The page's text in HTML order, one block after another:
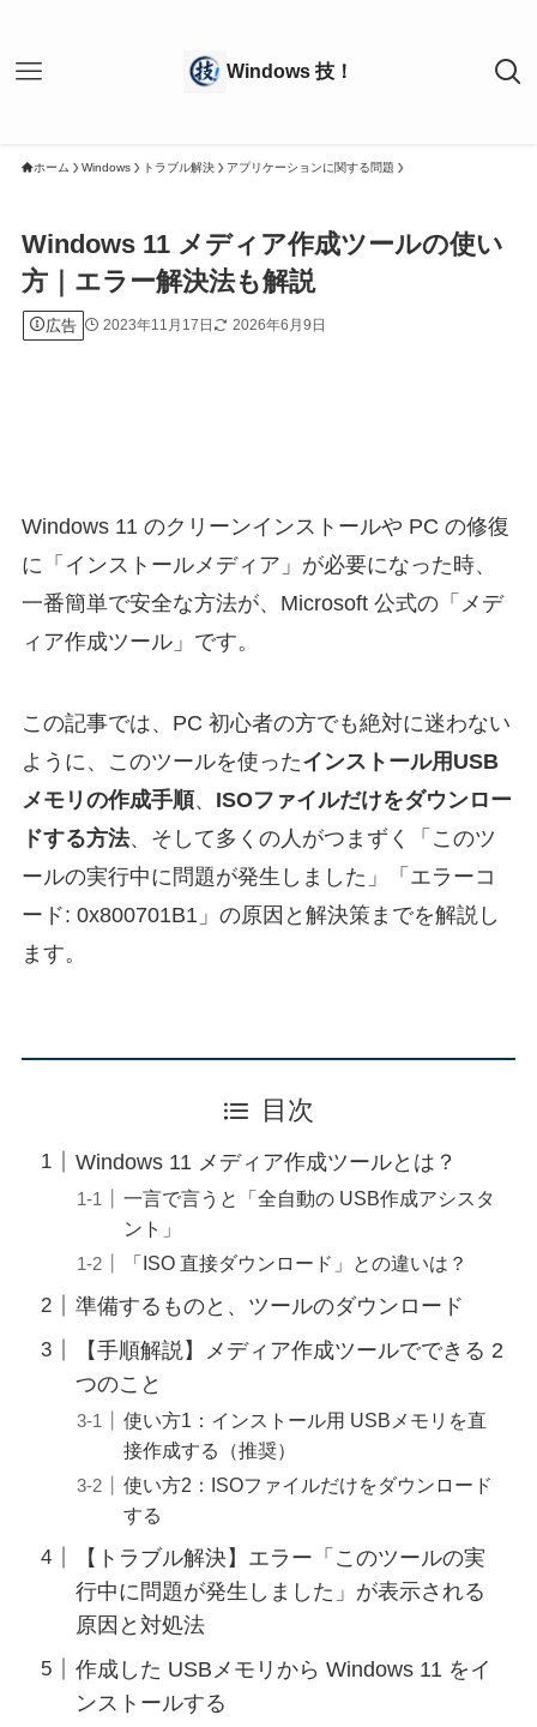
ホーム Windows トラブル解決 アプリケーションに関する問題
Windows 11 メディア作成ツールの使い
方｜エラー解決法も解説
広告 2023年11月17日 2026年6月9日
Windows 11 のクリーンインストールや PC の修復
に「インストールメディア」が必要になった時、
一番簡単で安全な方法が、Microsoft 公式の「メデ
ィア作成ツール」です。
この記事では、PC 初心者の方でも絶対に迷わない
ように、このツールを使ったインストール用USB
メモリの作成手順、 ISOファイルだけをダウンロー
ドする方法、そして多くの人がつまずく「このツ
ールの実行中に問題が発生しました」「エラーコ
ード: 0x800701B1」の原因と解決策までを解説し
ます。
目次
Windows 11 メディア作成ツールとは？
一言で言うと「全自動の USB作成アシスタ
ント」
「ISO 直接ダウンロード」との違いは？
準備するものと、ツールのダウンロード
【手順解説】メディア作成ツールでできる 2
つのこと
使い方1：インストール用 USBメモリを直
接作成する（推奨）
使い方2：ISOファイルだけをダウンロード
する
【トラブル解決】エラー「このツールの実
行中に問題が発生しました」が表示される
原因と対処法
作成した USBメモリから Windows 11 をイ
ンストールする